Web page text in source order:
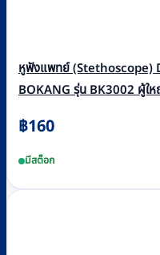
หูฟังแพทย์ (Stethoscope)
BOKANG รุ่น BK3002 ผู้ใ
฿160
มีสต็อก